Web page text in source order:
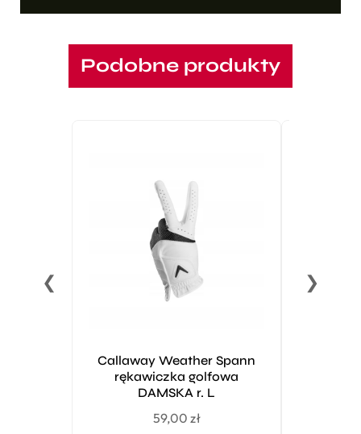
Podobne produkty
❮
Callaway Weather Spann
rękawiczka golfowa
DAMSKA r. L
59,00 zł
❯